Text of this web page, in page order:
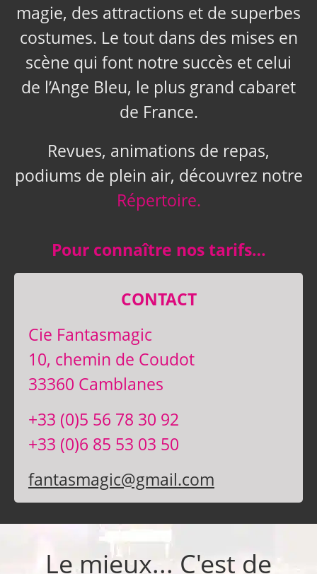
magie, des attractions et de superbes
costumes. Le tout dans des mises en
scène qui font notre succès et celui
de l’Ange Bleu, le plus grand cabaret
de France.
Revues, animations de repas,
podiums de plein air, découvrez notre
Répertoire.
Pour connaître nos tarifs…
CONTACT
Cie Fantasmagic
10, chemin de Coudot
33360 Camblanes
+33 (0)5 56 78 30 92
+33 (0)6 85 53 03 50
fantasmagic@gmail.com
Le mieux... C'est de